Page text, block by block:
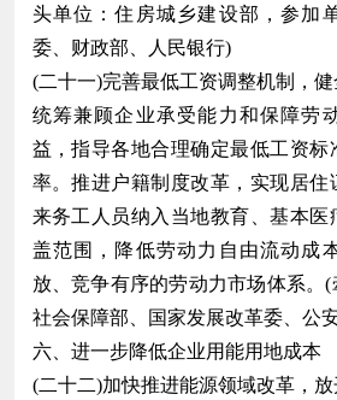
头单位：住房城乡建设部，参加
委、财政部、人民银行)
(二十一)完善最低工资调整机制，健
统筹兼顾企业承受能力和保障劳
益，指导各地合理确定最低工资标
率。推进户籍制度改革，实现居住
来务工人员纳入当地教育、基本医
盖范围，降低劳动力自由流动成
放、竞争有序的劳动力市场体系。
社会保障部、国家发展改革委、公
六、进一步降低企业用能用地成本
(二十二)加快推进能源领域改革，放